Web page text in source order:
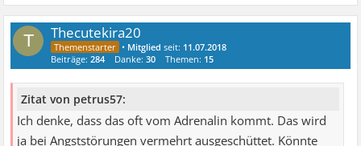
T Thecutekira20
• Mitglied seit: 11.07.2018
Beiträge:284 Danke:30 Themen: 15
Zitat von petrus57:
Ich denke, dass das oft vom Adrenalin kommt. Das wird
ja bei Angststörungen vermehrt ausgeschüttet. Könnte